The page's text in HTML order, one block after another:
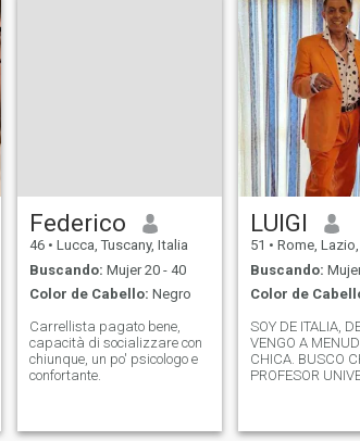
Federico
46 • Lucca, Tuscany, Italia
Buscando: Mujer 20 - 40
Color de Cabello: Negro
Carrellista pagato bene,
capacità di socializzare con
chiunque, un po' psicologo e
confortante.
LUIGI
51 • Rome,
Buscando:
Color de
SOY DE ITALIA,
VENGO A
CHICA. BUSCO
PROFESOR